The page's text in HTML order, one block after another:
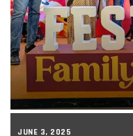
JUNE 3, 2025